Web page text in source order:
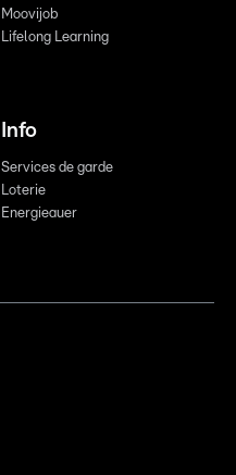
Moovijob
Lifelong Learning
Info
Services de garde
Loterie
Energieauer